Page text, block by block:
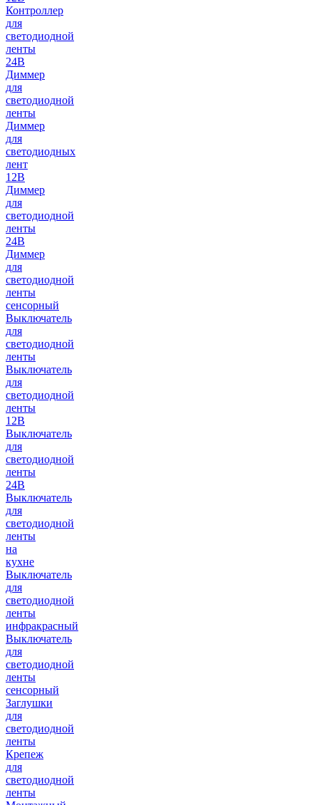
Контроллер
для
светодиодной
ленты
24В
Диммер
для
светодиодной
ленты
Диммер
для
светодиодных
лент
12В
Диммер
для
светодиодной
ленты
24В
Диммер
для
светодиодной
ленты
сенсорный
Выключатель
для
светодиодной
ленты
Выключатель
для
светодиодной
ленты
12В
Выключатель
для
светодиодной
ленты
24В
Выключатель
для
светодиодной
ленты
на
кухне
Выключатель
для
светодиодной
ленты
инфракрасный
Выключатель
для
светодиодной
ленты
сенсорный
Заглушки
для
светодиодной
ленты
Крепеж
для
светодиодной
ленты